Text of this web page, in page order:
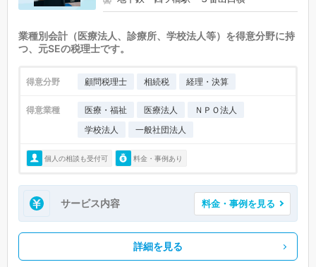
業種別会計（医療法人、診療所、学校法人等）を得意分野に持
つ、元SEの税理士です。
得意分野 顧問税理士 相続税 経理・決算
得意業種 医療・福祉 医療法人
ＮＰＯ法人
学校法人
一般社団法人
個人の相談も受付可 料金・事例あり
サービス内容 料金・事例を見る
詳細を見る